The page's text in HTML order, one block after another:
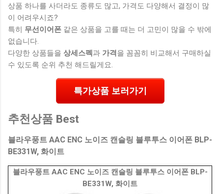
상품 하나를 사더라도 종류도 많고, 가격도 다양해서 결정이 많
이 어려우시죠?
특히 무선이어폰 같은 상품을 고를 때는 더 고민이 많을 수 밖에
없습니다.
다양한 상품들을 상세스펙 과 가격 을 꼼꼼히 비교해서 구매하실
수 있도록 순위 추천 해드릴게요.
특가상품 보러가기
추천상품 Best
블라우풍트 AAC ENC 노이즈 캔슬링 블루투스 이어폰 BLP-
BE331W, 화이트
블라우풍트 AAC ENC 노이즈 캔슬링 블루투스 이어폰 BLP-
BE331W, 화이트